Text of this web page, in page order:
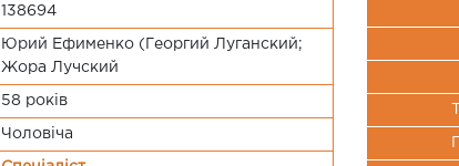
138694
Юрий Ефименко (Георгий Луганский;
Жора Лучский
58 рокiв
Чоловіча